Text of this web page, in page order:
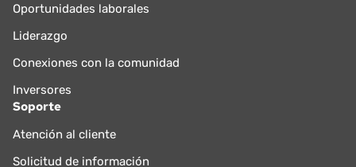
Oportunidades laborales
Liderazgo
Conexiones con la comunidad
Inversores
Soporte
Atención al cliente
Solicitud de información